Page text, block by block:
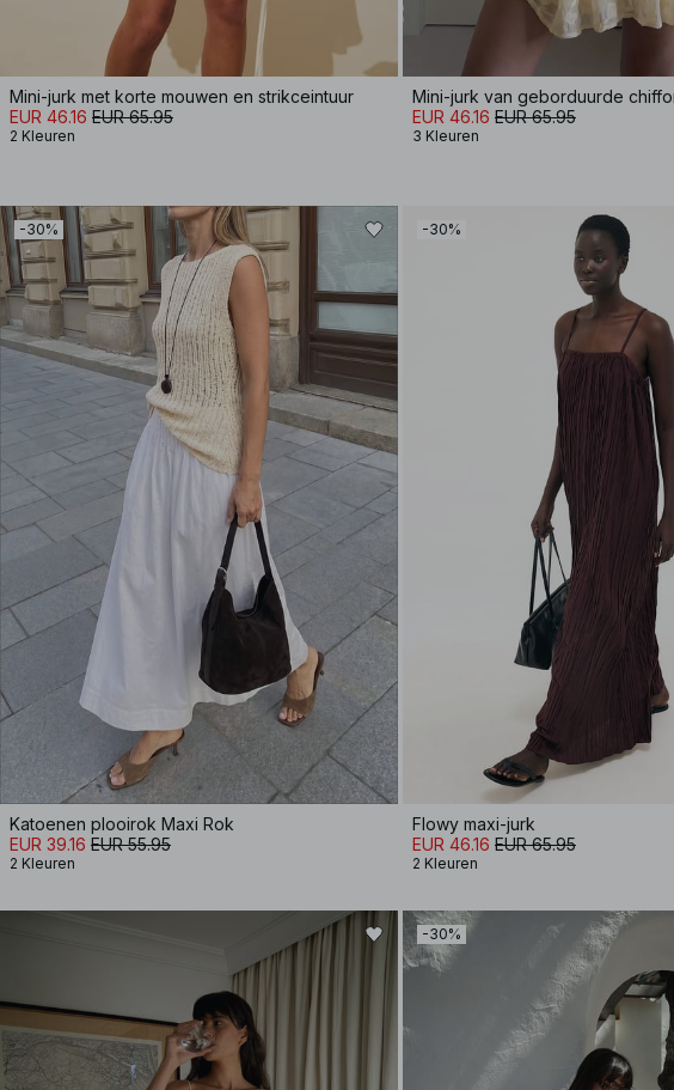
Mini-jurk met korte mouwen en strikceintuur
EUR 46.16 EUR 65.95
2 Kleuren
EUR 46.16 EUR 65.95
3 Kleuren
-30%
Katoenen plooirok Maxi Rok
EUR 39.16 EUR 55.95
2 Kleuren
-30%
Flowy maxi-jurk
EUR 46.16 EUR 65.95
2 Kleuren
-30%